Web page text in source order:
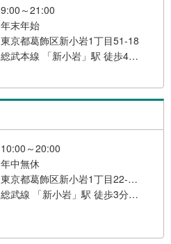
9:00～21:00
年末年始
東京都葛飾区新小岩1丁目51-18
総武本線 「新小岩」駅 徒歩4分 自動車:首都高速環状中央線「平井大橋出入口」15分※店舗隣接で「タイムズ」コインパーキングございます。 総武線 「新小岩」駅 徒歩4分
10:00～20:00
年中無休
東京都葛飾区新小岩1丁目22-10 トーアファンシービル201
総武線 「新小岩」駅 徒歩3分 南口より歩いて3分 総武本線 「新小岩」駅 徒歩3分